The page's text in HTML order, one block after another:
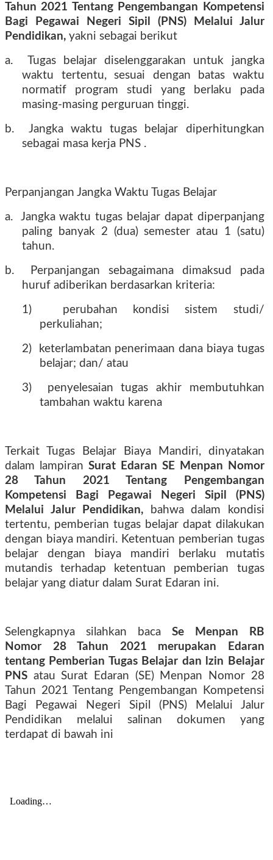
Tahun 2021 Tentang Pengembangan Kompetensi
Bagi Pegawai Negeri Sipil (PNS) Melalui Jalur
Pendidikan, yakni sebagai berikut
a.
Tugas belajar diselenggarakan untuk jangka
waktu tertentu, sesuai dengan batas waktu
normatif program studi yang berlaku pada
masing-masing perguruan tinggi.
b.
Jangka waktu tugas belajar diperhitungkan
sebagai masa kerja PNS .
Perpanjangan Jangka Waktu Tugas Belajar
a.
Jangka waktu tugas belajar dapat diperpanjang
paling banyak 2 (dua) semester atau 1 (satu)
tahun.
b.
Perpanjangan sebagaimana dimaksud pada
huruf adiberikan berdasarkan kriteria:
1)
perubahan kondisi sistem studi/
perkuliahan;
2)
keterlambatan penerimaan dana biaya tugas
belajar; dan/ atau
3)
penyelesaian tugas akhir membutuhkan
tambahan waktu karena
Terkait Tugas Belajar Biaya Mandiri, dinyatakan
dalam lampiran Surat Edaran SE Menpan Nomor
28 Tahun 2021 Tentang Pengembangan
Kompetensi Bagi Pegawai Negeri Sipil (PNS)
Melalui Jalur Pendidikan,
bahwa dalam kondisi
tertentu, pemberian tugas belajar dapat dilakukan
dengan biaya mandiri. Ketentuan pemberian tugas
belajar dengan biaya mandiri berlaku mutatis
mutandis terhadap ketentuan pemberian tugas
belajar yang diatur dalam Surat Edaran ini.
Selengkapnya silahkan baca Se Menpan RB
Nomor 28 Tahun 2021 merupakan Edaran
tentang Pemberian Tugas Belajar dan lzin Belajar
PNS atau Surat Edaran (SE) Menpan Nomor 28
Tahun 2021 Tentang Pengembangan Kompetensi
Bagi Pegawai Negeri Sipil (PNS) Melalui Jalur
Pendidikan melalui salinan dokumen yang
terdapat di bawah ini